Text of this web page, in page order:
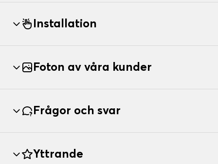
Installation
Foton av våra kunder
Frågor och svar
Yttrande